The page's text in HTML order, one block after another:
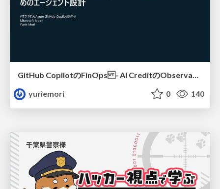
GitHub CopilotのFinOps - AI CreditのObservabilityと価値を生むためのエージェント設計
yuriemori
0 140